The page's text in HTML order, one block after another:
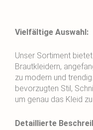
Vielfältige Auswahl:
Unser Sortiment
Brautkleidern,
zu modern und
bevorzugten Stil,
um genau das Kleid
Detaillierte